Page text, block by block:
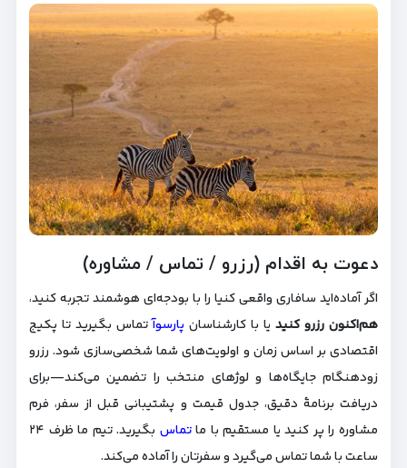
دعوت به اقدام (رزرو / تماس / مشاوره)
اگر آماده‌اید سافاری واقعی کنیا را با بودجه‌ای هوشمند تجربه کنید،
هم‌اکنون رزرو کنید یا با کارشناسان پارسوآ تماس بگیرید تا پکیج
اقتصادی بر اساس زمان و اولویت‌های شما شخصی‌سازی شود. رزرو
زودهنگام جایگاه‌ها و لوژهای منتخب را تضمین می‌کند—برای
دریافت برنامهٔ دقیق، جدول قیمت و پشتیبانی قبل از سفر، فرم
مشاوره را پر کنید یا مستقیم با ماتماس
بگیرید. تیم ما ظرف ۲۴
ساعت با شما تماس می‌گیرد و سفرتان را آماده می‌کند.